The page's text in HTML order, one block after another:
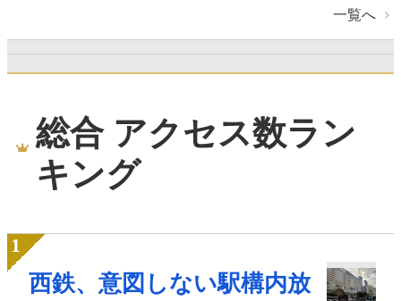
一覧へ
総合 アクセス数ラン
キング
西鉄、意図しない駅構内放